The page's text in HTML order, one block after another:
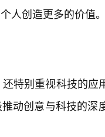
人创造更多的价值
特别重视科技的应
动创意与科技的深